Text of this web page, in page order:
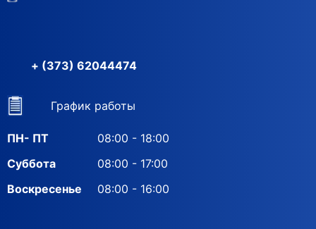
+ (373) 62044474
График работы
ПН- ПТ
08:00 - 18:00
Суббота
08:00 - 17:00
Воскресенье
08:00 - 16:00